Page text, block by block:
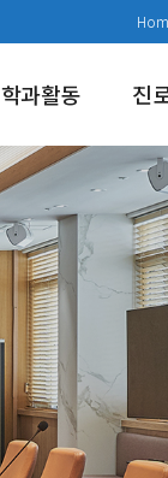
학과활동 진